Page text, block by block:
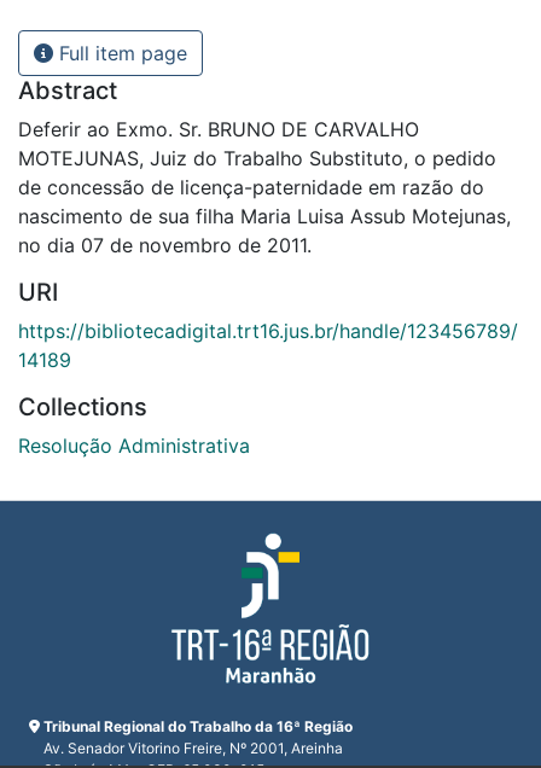
Full item page
Abstract
Deferir ao Exmo. Sr. BRUNO DE CARVALHO
MOTEJUNAS, Juiz do Trabalho Substituto, o pedido
de concessão de licença-paternidade em razão do
nascimento de sua filha Maria Luisa Assub Motejunas,
no dia 07 de novembro de 2011.
URI
https://bibliotecadigital.trt16.jus.br/handle/123456789/
14189
Collections
Resolução Administrativa
Tribunal Regional do Trabalho da 16ª Região
Av. Senador Vitorino Freire, Nº 2001, Areinha